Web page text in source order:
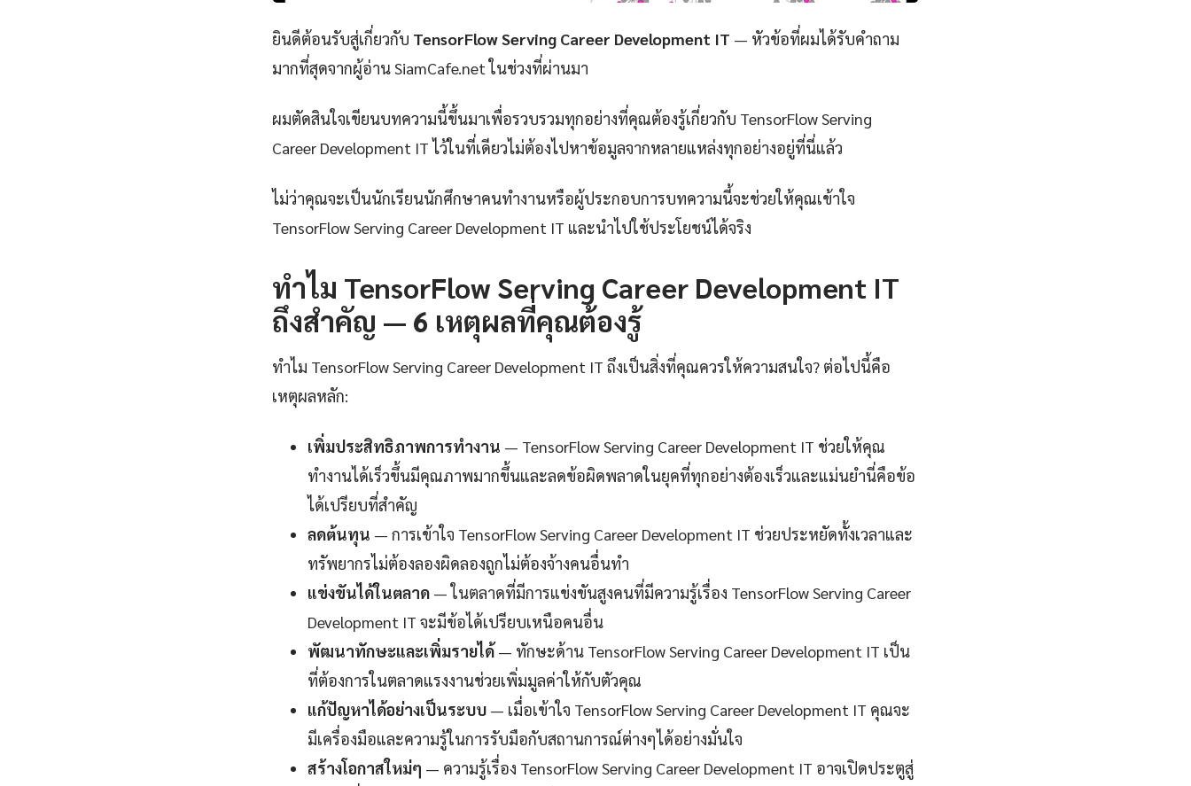
ยินดีต้อนรับสู่เกี่ยวกับ TensorFlow Serving Career Development IT — หัวข้อที่ผมได้รับคำถาม
มากที่สุดจากผู้อ่าน SiamCafe.net ในช่วงที่ผ่านมา
ผมตัดสินใจเขียนบทความนี้ขึ้นมาเพื่อรวบรวมทุกอย่างที่คุณต้องรู้เกี่ยวกับ TensorFlow Serving
Career Development IT ไว้ในที่เดียวไม่ต้องไปหาข้อมูลจากหลายแหล่งทุกอย่างอยู่ที่นี่แล้ว
ไม่ว่าคุณจะเป็นนักเรียนนักศึกษาคนทำงานหรือผู้ประกอบการบทความนี้จะช่วยให้คุณเข้าใจ
TensorFlow Serving Career Development IT และนำไปใช้ประโยชน์ได้จริง
ทำไม TensorFlow Serving Career Development IT
ถึงสำคัญ — 6 เหตุผลที่คุณต้องรู้
ทำไม TensorFlow Serving Career Development IT ถึงเป็นสิ่งที่คุณควรให้ความสนใจ? ต่อไปนี้คือ
เหตุผลหลัก:
เพิ่มประสิทธิภาพการทำงาน — TensorFlow Serving Career Development IT ช่วยให้คุณ
ทำงานได้เร็วขึ้นมีคุณภาพมากขึ้นและลดข้อผิดพลาดในยุคที่ทุกอย่างต้องเร็วและแม่นยำนี่คือข้อ
ได้เปรียบที่สำคัญ
ลดต้นทุน — การเข้าใจ TensorFlow Serving Career Development IT ช่วยประหยัดทั้งเวลาและ
ทรัพยากรไม่ต้องลองผิดลองถูกไม่ต้องจ้างคนอื่นทำ
แข่งขันได้ในตลาด — ในตลาดที่มีการแข่งขันสูงคนที่มีความรู้เรื่อง TensorFlow Serving Career
Development IT จะมีข้อได้เปรียบเหนือคนอื่น
พัฒนาทักษะและเพิ่มรายได้— ทักษะด้าน TensorFlow Serving Career Development IT เป็น
ที่ต้องการในตลาดแรงงานช่วยเพิ่มมูลค่าให้กับตัวคุณ
แก้ปัญหาได้อย่างเป็นระบบ — เมื่อเข้าใจ TensorFlow Serving Career Development IT คุณจะ
มีเครื่องมือและความรู้ในการรับมือกับสถานการณ์ต่างๆได้อย่างมั่นใจ
สร้างโอกาสใหม่ๆ — ความรู้เรื่อง TensorFlow Serving Career Development IT อาจเปิดประตูสู่